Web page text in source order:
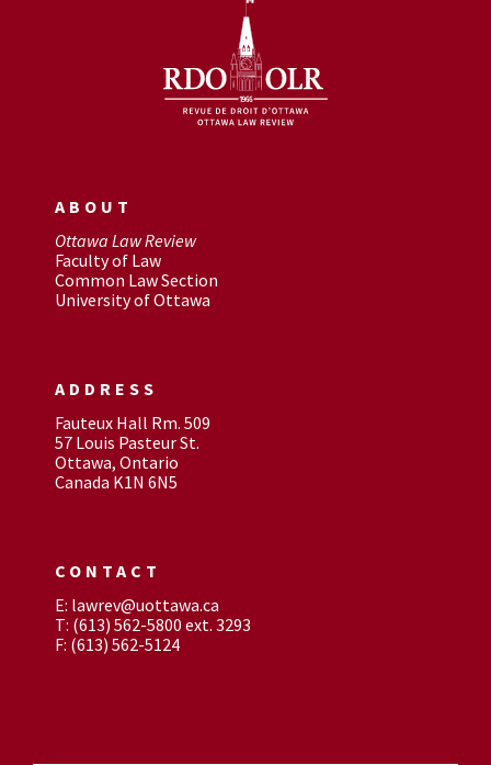
ABOUT
Ottawa Law Review
Faculty of Law
Common Law Section
University of Ottawa
ADDRESS
Fauteux Hall Rm. 509
57 Louis Pasteur St.
Ottawa, Ontario
Canada K1N 6N5
CONTACT
E: lawrev@uottawa.ca
T: (613) 562-5800 ext. 3293
F: (613) 562-5124